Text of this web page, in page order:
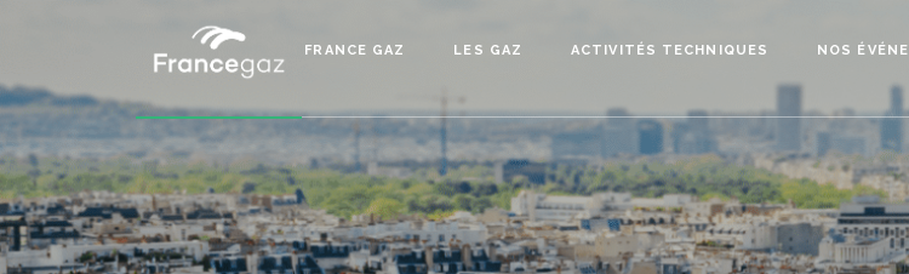
FRANCE GAZ LES GAZ ACTIVITÉS TECHNIQUES NOS